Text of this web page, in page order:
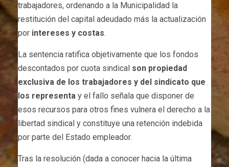
trabajadores, ordenando a la Municipalidad la
restitución del capital adeudado más la actualización
por intereses y costas.
La sentencia ratifica objetivamente que los fondos
descontados por cuota sindical son propiedad
exclusiva de los trabajadores y del sindicato que
los representa y el fallo señala que disponer de
esos recursos para otros fines vulnera el derecho a la
libertad sindical y constituye una retención indebida
por parte del Estado empleador.
Tras la resolución (dada a conocer hacia la última